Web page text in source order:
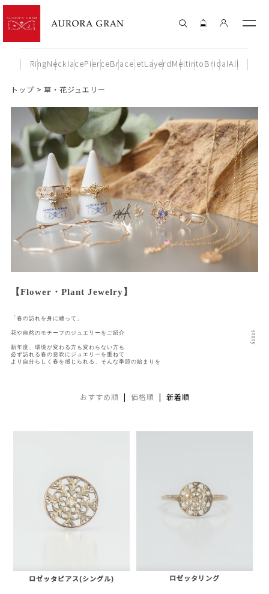
RingNecklacePierceBraceletLayerdMeltintoBridalAll
トップ 草・花ジュエリー
【Flower・Plant Jewelry】
「春の訪れを身に纏って」
花や自然のモチーフのジュエリーをご紹介
新年度、環境が変わる方も変わらない方も
必ず訪れる春の息吹にジュエリーを重ねて
より自分らしく春を感じられる、そんな季節の始まりを
おすすめ順 | 価格順 | 新着順
ロゼッタピアス(シングル) ロゼッタリング